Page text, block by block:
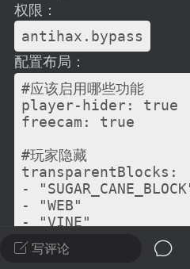
11
潮涌核心
永久赞助者
主页反馈贴
反馈你遇到的问题 以及 你期
不方便可尝试通过邮箱与作
写评论
权限：
antihax.bypass
配置布局：
#应该启用哪些功能
player-hider: true
freecam: true
#玩家隐藏
transparentBlocks:
-
- "WEB"
- "VINE"
- "GLASS"
- "DEAD_BUSH"